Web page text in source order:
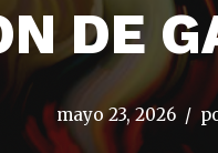
DE
mayo 23, 2026